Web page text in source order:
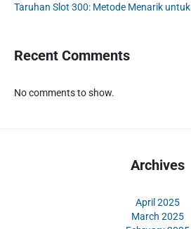
Taruhan Slot 300: Metode Menarik
Recent Comments
No comments to show.
Archives
April 2025
March 2025